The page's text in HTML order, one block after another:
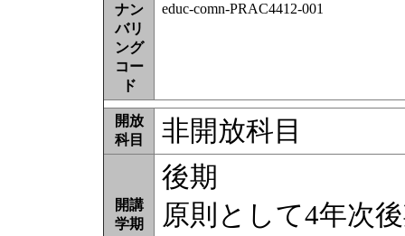
ナン
バリ
ング
コー
ド
educ-comn-PRAC4412-001
開放
科目
非開放科目
開講
学期
後期
原則として4年次